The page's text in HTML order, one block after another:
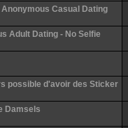
Casual Dating
Adult Dating - No Selfie
possible d'avoir des Sticker
Damsels